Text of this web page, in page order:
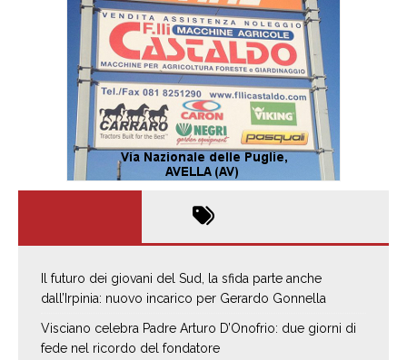
Il futuro dei giovani del Sud, la sfida parte anche
dall’Irpinia: nuovo incarico per Gerardo Gonnella
Visciano celebra Padre Arturo D’Onofrio: due giorni di
fede nel ricordo del fondatore